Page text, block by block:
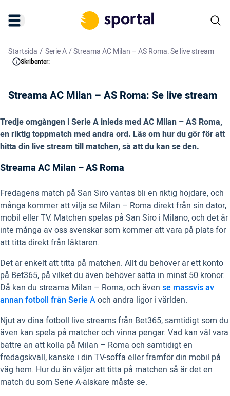
Startsida / Serie A/Streama AC Milan – AS Roma: Se live stream
Skribenter:
Streama AC Milan – AS Roma: Se live stream
Tredje omgången i Serie A inleds med AC Milan – AS Roma,
en riktig toppmatch med andra ord. Läs om hur du gör för att
hitta din live stream till matchen, så att du kan se den.
Streama AC Milan – AS Roma
Fredagens match på San Siro väntas bli en riktig höjdare, och
många kommer att vilja se Milan – Roma direkt från sin dator,
mobil eller TV. Matchen spelas på San Siro i Milano, och det är
inte många av oss svenskar som kommer att vara på plats för
att titta direkt från läktaren.
Det är enkelt att titta på matchen. Allt du behöver är ett konto
på Bet365, på vilket du även behöver sätta in minst 50 kronor.
Då kan du streama Milan – Roma, och även se massvis av
annan fotboll från Serie Aoch andra ligor i världen.
Njut av dina fotboll live streams från Bet365, samtidigt som du
även kan spela på matcher och vinna pengar. Vad kan väl vara
bättre än att kolla på Milan – Roma och samtidigt en
fredagskväll, kanske i din TV-soffa eller framför din mobil på
väg hem. Hur du än väljer att titta på matchen så är det en
match du som Serie A-älskare måste se.